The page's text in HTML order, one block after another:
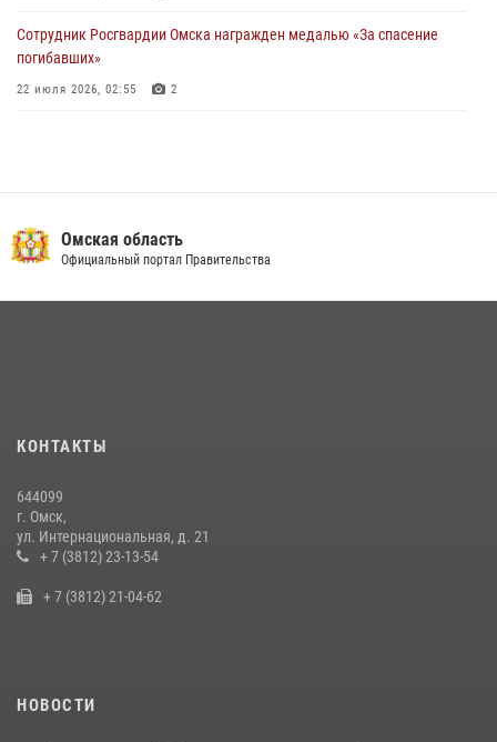
Сотрудник Росгвардии Омска награжден медалью «За спасение
погибавших»
22 июля 2026, 02:55 2
Росгвардия обеспечила безопасность уникального передвижного
музея «Поезд Победы» в Омске
области
Cотрудники ОМОН "Штурм" Росгвардии отработали навыки
пилотирования БПЛА в Омске
Омская область
Официальный портал Правительства
КОНТАКТЫ
644099
г. Омск,
ул. Интернациональная, д. 21
+ 7 (3812) 23-13-54
+ 7 (3812) 21-04-62
НОВОСТИ